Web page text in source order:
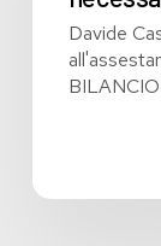
Davide